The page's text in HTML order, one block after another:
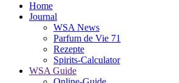
Home
Journal
WSA News
Parfum de Vie 71
Rezepte
Spirits-Calculator
WSA Guide